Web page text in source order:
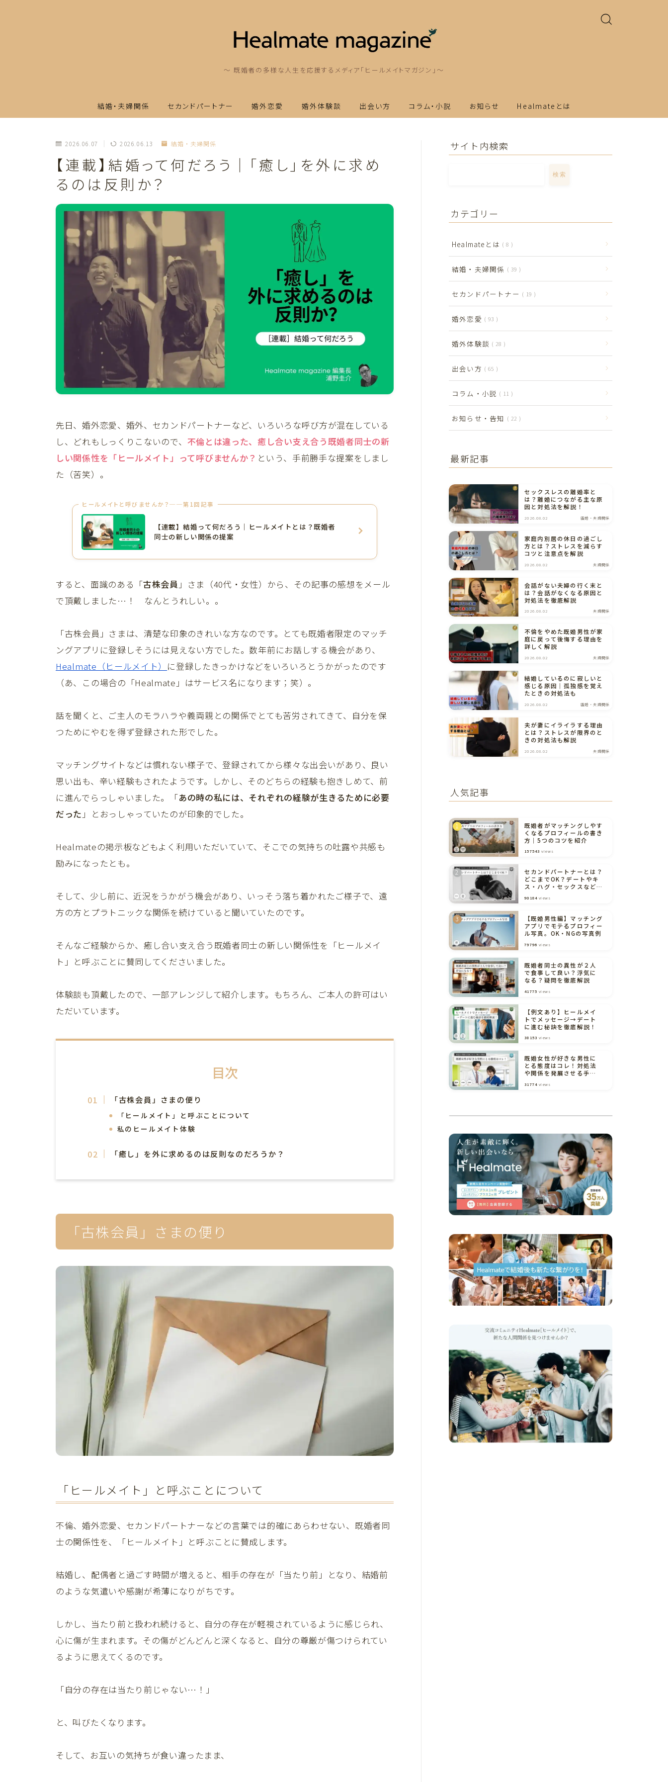
～ 既婚者の多様な人生を応援するメディア「ヒールメイトマガジン」～
結婚・夫婦関係 セカンドパートナー 婚外恋愛 婚外体験談 出会い方 コラム・小説 お知らせ Healmateとは
2026.06.07 2026.06.13 結婚・夫婦関係
【連載】結婚って何だろう｜「癒し」を外に求め
るのは反則か？
先日、婚外恋愛、婚外、セカンドパートナーなど、いろいろな呼び方が混在している
し、どれもしっくりこないので、 不倫とは違った、癒し合い支え合う既婚者同士の新
しい関係性を「ヒールメイト」って呼びませんか？ という、手前勝手な提案をしまし
た（苦笑）。
ヒールメイトと呼びませんか？──第1回記事
【連載】結婚って何だろう｜ヒールメイトとは？既婚者
同士の新しい関係の提案
すると、面識のある「古株会員 」さま（40代・女性）から、その記事の感想をメール
で頂戴しました…！ なんとうれしい。。
「古株会員」さまは、清楚な印象のきれいな方なのです。とても既婚者限定のマッチ
ングアプリに登録しそうには見えない方でした。数年前にお話しする機会があり、
Healmate（ヒールメイト） に登録したきっかけなどをいろいろとうかがったのです
（あ、この場合の「Healmate」はサービス名になります；笑）。
話を聞くと、ご主人のモラハラや義両親との関係でとても苦労されてきて、自分を保
つためにやむを得ず登録された形でした。
マッチングサイトなどは慣れない様子で、登録されてから様々な出会いがあり、良い
思い出も、辛い経験もされたようです。しかし、そのどちらの経験も抱きしめて、前
に進んでらっしゃいました。「あの時の私には、それぞれの経験が生きるために必要
だった 」とおっしゃっていたのが印象的でした。
Healmateの掲示板などもよく利用いただいていて、そこでの気持ちの吐露や共感も
励みになったとも。
そして、少し前に、近況をうかがう機会があり、いっそう落ち着かれたご様子で、遠
方の方とプラトニックな関係を続けていると聞いていたのです。
そんなご経験からか、癒し合い支え合う既婚者同士の新しい関係性を「ヒールメイ
ト」と呼ぶことに賛同してくださいました。
体験談も頂戴したので、一部アレンジして紹介します。もちろん、ご本人の許可はい
ただいています。
目次
「古株会員」さまの便り
「ヒールメイト」と呼ぶことについて
私のヒールメイト体験
「癒し」を外に求めるのは反則なのだろうか？
「古株会員」さまの便り
「ヒールメイト」と呼ぶことについて
不倫、婚外恋愛、セカンドパートナーなどの言葉では的確にあらわせない、既婚者同
士の関係性を、「ヒールメイト」と呼ぶことに賛成します。
結婚し、配偶者と過ごす時間が増えると、相手の存在が「当たり前」となり、結婚前
のような気遣いや感謝が希薄になりがちです。
しかし、当たり前と扱われ続けると、自分の存在が軽視されているように感じられ、
心に傷が生まれます。その傷がどんどんと深くなると、自分の尊厳が傷つけられてい
るように思えてくるのです。
「自分の存在は当たり前じゃない…！」
と、叫びたくなります。
そして、お互いの気持ちが食い違ったまま、
サイト内検索
検索
カテゴリー
Healmateとは 8
結婚・夫婦関係 39
セカンドパートナー 19
婚外恋愛 93
婚外体験談 28
出会い方 65
コラム・小説 11
お知らせ・告知 22
最新記事
セックスレスの離婚率と
は？離婚につながる主な原
因と対処法を解説！
2026.08.02 結婚・夫婦関係
家庭内別居の休日の過ごし
方とは？ストレスを減らす
コツと注意点を解説
2026.08.02 夫婦関係
会話がない夫婦の行く末と
は？会話がなくなる原因と
対処法を徹底解説
2026.08.02 夫婦関係
不倫をやめた既婚男性が家
庭に戻って後悔する理由を
詳しく解説
2026.08.02 夫婦関係
結婚しているのに寂しいと
感じる原因｜孤独感を覚え
たときの対処法も
2026.08.02 結婚・夫婦関係
夫が妻にイライラする理由
とは？ストレスが限界のと
きの対処法も解説
2026.08.02 夫婦関係
人気記事
既婚者がマッチングしやす
くなるプロフィールの書き
方｜5つのコツを紹介
157543 views
セカンドパートナーとは？
どこまでOK？デートやキ
ス・ハグ・セックスなどの
90184 views
【既婚男性編】マッチング
アプリでモテるプロフィー
ル写真。OK・NGの写真例
79796 views
既婚者同士の異性が２人
で食事して良い？浮気に
なる？疑問を徹底解説
41775 views
【例文あり】ヒールメイ
トでメッセージ→デート
に進む秘訣を徹底解説！
38153 views
既婚女性が好きな男性に
とる態度はコレ！対処法
や関係を発展させる手順
31774 views